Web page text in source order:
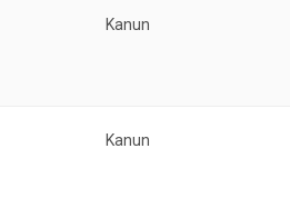
Kanun
Kanun